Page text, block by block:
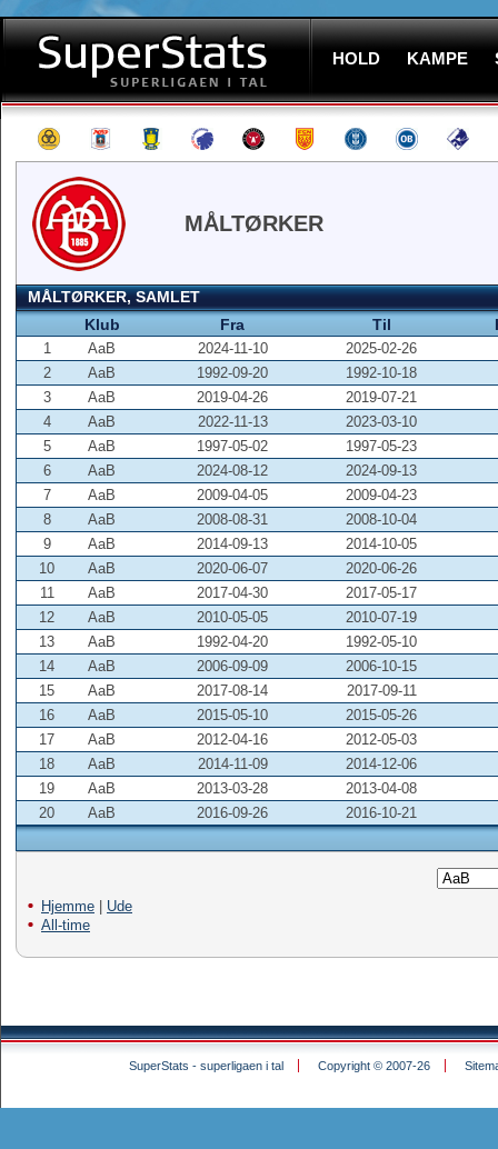
HOLD KAMPE
MÅLTØRKER
MÅLTØRKER, SAMLET
Klub
Fra Til
1 AaB 2024-11-10
2025-02-26
2
AaB 1992-09-20
1992-10-18
3
AaB 2019-04-26
2019-07-21
4
AaB 2022-11-13
2023-03-10
5
AaB 1997-05-02
1997-05-23
6
AaB 2024-08-12
2024-09-13
7
AaB 2009-04-05
2009-04-23
8
AaB 2008-08-31
2008-10-04
9
AaB 2014-09-13
2014-10-05
10
AaB 2020-06-07
2020-06-26
11
AaB 2017-04-30
2017-05-17
12
AaB 2010-05-05
2010-07-19
13
AaB 1992-04-20
1992-05-10
14
AaB 2006-09-09
2006-10-15
15
AaB 2017-08-14
2017-09-11
16
AaB 2015-05-10
2015-05-26
17
AaB 2012-04-16
2012-05-03
18
AaB 2014-11-09
2014-12-06
19
AaB 2013-03-28
2013-04-08
20
AaB 2016-09-26 2016-10-21
Hjemme
Ude
All-time
SuperStats - superligaen i tal Copyright © 2007-26